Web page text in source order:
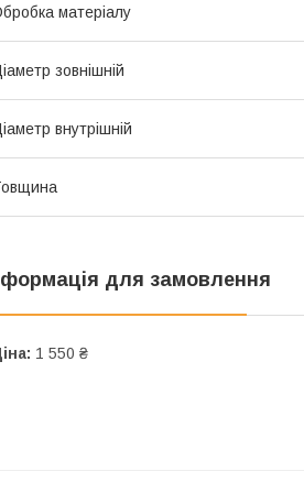
матеріалу
зовнішній
внутрішній
для замовлення
1 550 ₴